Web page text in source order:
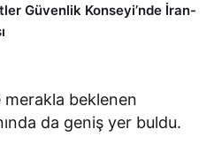
Güvenlik Konseyi’nde İran-
beklenen
da geniş yer buldu.